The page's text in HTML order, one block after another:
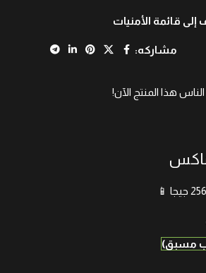
إلى قائمة الأمنيات
مشاركه:
هذا المنتج الآن!
مسبق)